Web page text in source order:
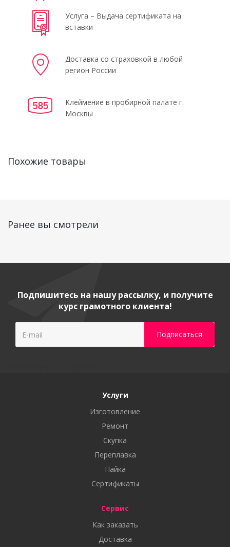
Услуга – Выдача сертификата на
вставки
Доставка со страховкой в любой
регион России
Клеймение в пробирной палате г.
Москвы
Похожие товары
Ранее вы смотрели
Подпишитесь на нашу рассылку, и получите
курс грамотного клиента!
Услуги
Изготовление
Ремонт
Скупка
Переплавка
Пайка
Сертификаты
Сервис
Как заказать
Доставка